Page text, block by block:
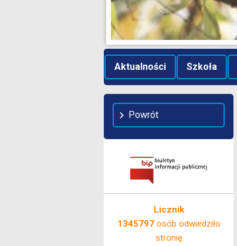
Aktualności Szkoła
Powrót
Licznik
1345797osób odwiedziło
stronię